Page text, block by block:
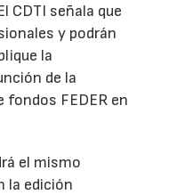
CDTI señala que
y podrán
la
de la
FEDER en
el mismo
la edición